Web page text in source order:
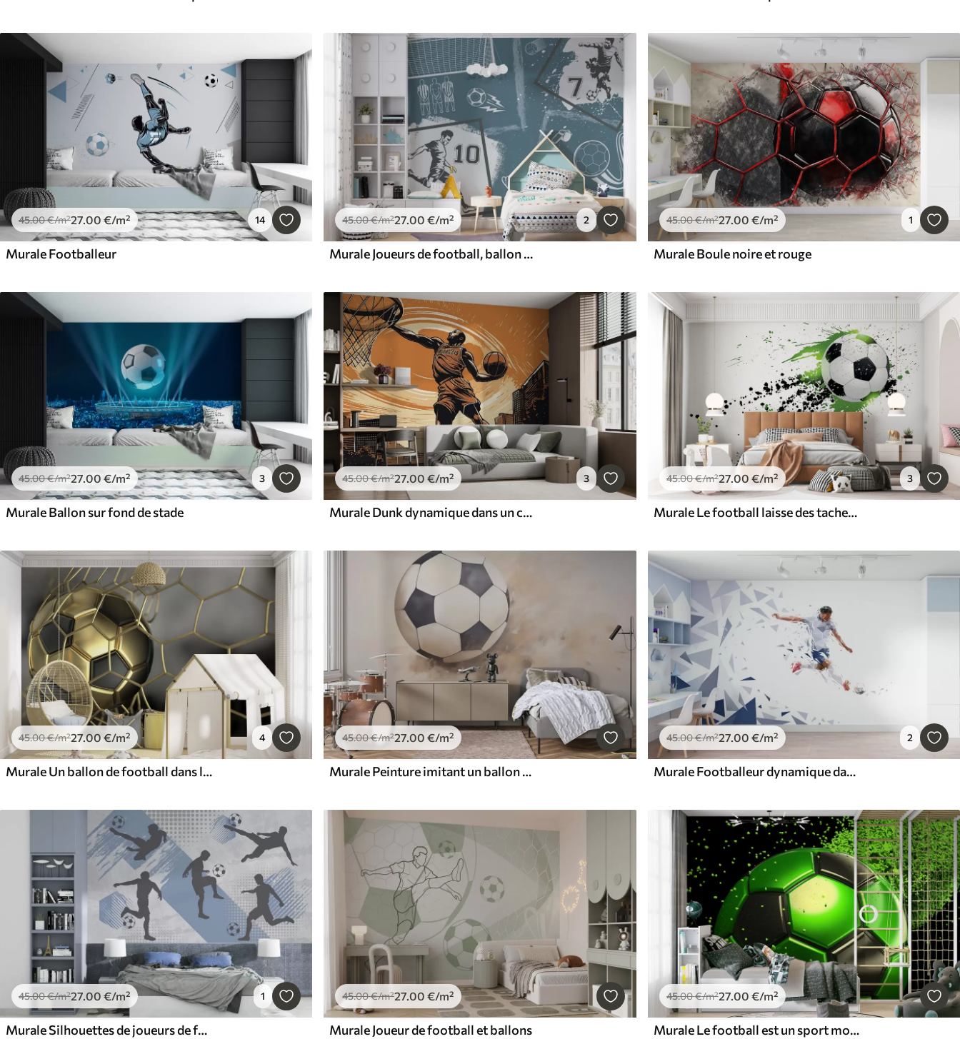
45.00€/m²27 .00 €/m² 14
Murale Footballeur
45.00€/m²27 .00 €/m² 2
Murale Joueurs de football, ballon et autres attributs du football dans les tons bleus
45.00€/m²27.00 €/m² 1
Murale Boule noire et rouge
45.00€/m²27.00 €/m² 3
Murale Ballon sur fond de stade
45.00€/m²27.00 €/m² 3
Murale Dunk dynamique dans un coucher de soleil urbain
45.00€/m²27.00 €/m² 3
Murale Le football laisse des taches vertes
45.00€/m²27.00€/m² 4
Murale Un ballon de football dans le but
45.00€/m²27 .00 €/m²
Murale Peinture imitant un ballon de football
45.00€/m²27.00 €/m² 2
Murale Footballeur dynamique dans un style low-poly, frappant le ballon
45.00€/m²27.00 €/m² 1
Murale Silhouettes de joueurs de football sur un fond abstrait
45.00€/m²27.00 €/m²
Murale Joueur de football et ballons
45.00€/m²27.00 €/m²
Murale Le football est un sport mondial